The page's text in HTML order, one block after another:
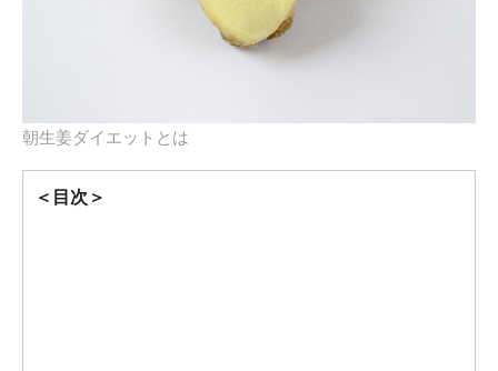
朝生姜ダイエットとは
＜目次＞